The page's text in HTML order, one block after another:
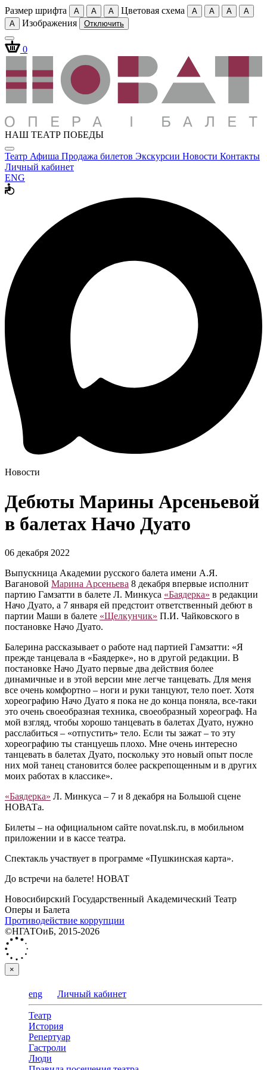
Размер шрифта A A A Цветовая схема A A A
A
A
Изображения Отключить
0
НАШ ТЕАТР ПОБЕДЫ
Театр Афиша Продажа билетов Экскурсии Новости Контакты
Личный кабинет
ENG
Новости
Дебюты Марины Арсеньевой
в балетах Начо Дуато
06 декабря 2022
Выпускница Академии русского балета имени А.Я.
Вагановой Марина Арсеньева 8 декабря впервые исполнит
партию Гамзатти в балете Л. Минкуса «Баядерка» в редакции
Начо Дуато, а 7 января ей предстоит ответственный дебют в
партии Маши в балете «Щелкунчик» П.И. Чайковского в
постановке Начо Дуато.
Балерина рассказывает о работе над партией Гамзатти: «Я
прежде танцевала в «Баядерке», но в другой редакции. В
постановке Начо Дуато первые два действия более
динамичные и в этой версии мне легче танцевать. Для меня
все очень комфортно – ноги и руки танцуют, тело поет. Хотя
хореографию Начо Дуато я пока не до конца поняла, все-таки
это очень своеобразная техника, своеобразный хореограф. На
мой взгляд, чтобы хорошо танцевать в балетах Дуато, нужно
расслабиться – «отпустить» тело. Если ты зажат – то эту
хореографию ты станцуешь плохо. Мне очень интересно
танцевать в балетах Дуато, поскольку это новый опыт после
них мой танец становится более раскрепощенным и в других
моих работах в классике».
«Баядерка» Л. Минкуса – 7 и 8 декабря на Большой сцене
НОВАТа.
Билеты – на официальном сайте novat.nsk.ru, в мобильном
приложении и в кассе театра.
Спектакль участвует в программе «Пушкинская карта».
До встречи на балете! НОВАТ
Новосибирский Государственный Академический Театр
Оперы и Балета
Противодействие коррупции
©НГАТОиБ, 2015-2026
×
eng Личный кабинет
Театр
История
Репертуар
Гастроли
Люди